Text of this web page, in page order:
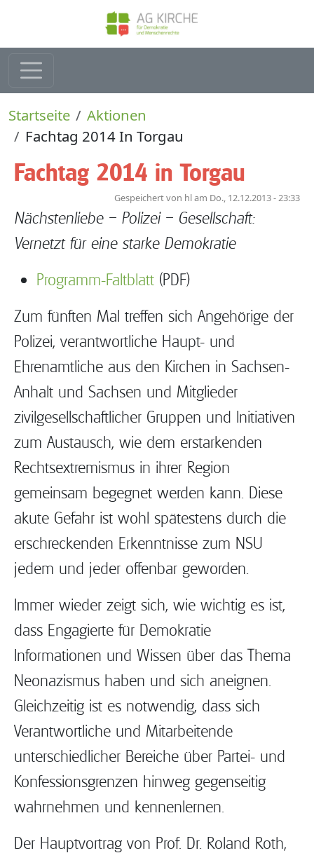
Direkt zum Inhalt
Pfadnavigation
Startseite
Aktionen
Fachtag 2014 In Torgau
Fachtag 2014 in Torgau
Gespeichert von hlam Do., 12.12.2013 - 23:33
Nächstenliebe – Polizei – Gesellschaft:
Vernetzt für eine starke Demokratie
Programm-Faltblatt (PDF)
Zum fünften Mal treffen sich Angehörige der
Polizei, verantwortliche Haupt- und
Ehrenamtliche aus den Kirchen in Sachsen-
Anhalt und Sachsen und Mitglieder
zivilgesellschaftlicher Gruppen und Initiativen
zum Austausch, wie dem erstarkenden
Rechtsextremismus in ihrer Region
gemeinsam begegnet werden kann. Diese
akute Gefahr ist wohl spätestens durch die
erschreckenden Erkenntnisse zum NSU
jedem und jeder offenbar geworden.
Immer wieder zeigt sich, wie wichtig es ist,
dass Engagierte für Demokratie
Informationen und Wissen über das Thema
Neonazismus haben und sich aneignen.
Gleichzeitig ist es notwendig, dass sich
Verantwortliche und Mitarbeitende
unterschiedlicher Bereiche über Partei- und
Konfessionsgrenzen hinweg gegenseitig
wahrnehmen und kennenlernen.
Der Hauptvortrag von Prof. Dr. Roland Roth,